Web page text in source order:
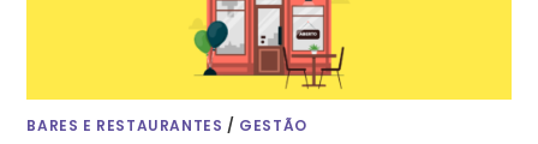
BARES E RESTAURANTES / GESTÃO